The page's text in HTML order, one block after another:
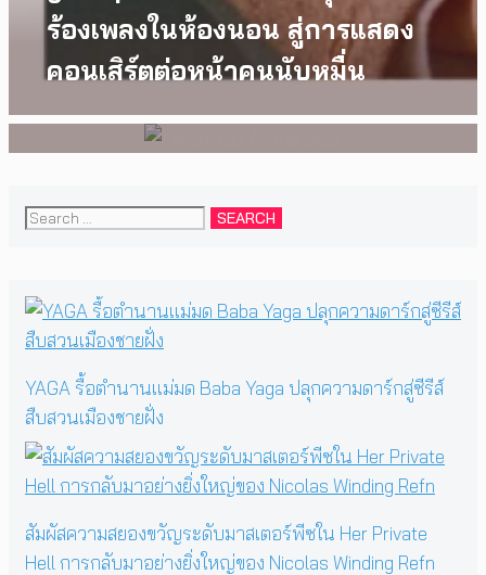
ร้องเพลงในห้องนอน สู่การแสดง
คอนเสิร์ตต่อหน้าคนนับหมื่น
ครอบครัวที่เขาเลือกได้เอง ผล
งานการกำกับภาพยนตร์เรื่องแรก
ของ Tommy Dorfman
Search
YAGA รื้อตำนานแม่มด Baba Yaga ปลุกความดาร์กสู่ซีรีส์
สืบสวนเมืองชายฝั่ง
สัมผัสความสยองขวัญระดับมาสเตอร์พีซใน Her Private
Hell การกลับมาอย่างยิ่งใหญ่ของ Nicolas Winding Refn